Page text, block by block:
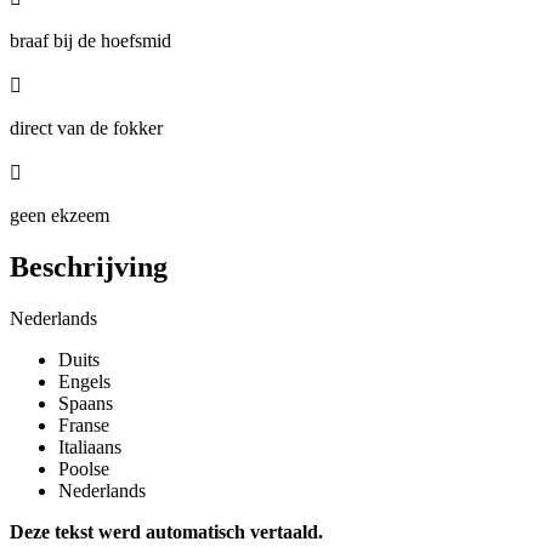
braaf bij de hoefsmid

direct van de fokker

geen ekzeem
Beschrijving
Nederlands
Duits
Engels
Spaans
Franse
Italiaans
Poolse
Nederlands
Deze tekst werd automatisch vertaald.